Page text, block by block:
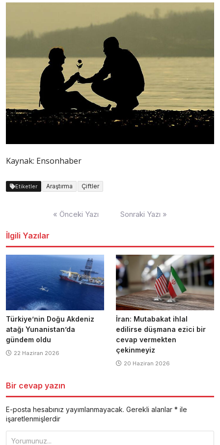
Kaynak: Ensonhaber
Etiketler Araştırma Çiftler
« Önceki Yazı Sonraki Yazı »
İlgili Yazılar
Türkiye’nin Doğu Akdeniz
atağı Yunanistan’da
gündem oldu
22 Haziran 2026
İran: Mutabakat ihlal
edilirse düşmana ezici bir
cevap vermekten
çekinmeyiz
20 Haziran 2026
Bir cevap yazın
E-posta hesabınız yayımlanmayacak. Gerekli alanlar * ile
işaretlenmişlerdir